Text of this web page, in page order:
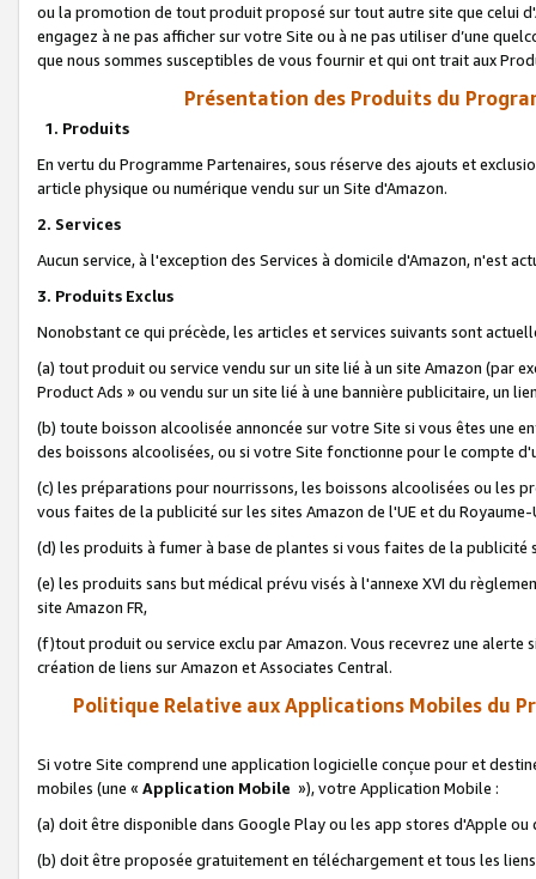
ou la promotion de tout produit proposé sur tout autre site que celui
engagez à ne pas afficher sur votre Site ou à ne pas utiliser d’une
que nous sommes susceptibles de vous fournir et qui ont trait aux
Présentation des Produits du
1. Produits
En vertu du Programme Partenaires, sous réserve des ajouts et
article physique ou numérique vendu sur un Site d'Amazon.
2. Services
Aucun service, à l'exception des Services à domicile d'Amazon, n'est
3. Produits Exclus
Nonobstant ce qui précède, les articles et services suivants sont
(a) tout produit ou service vendu sur un site lié à un site Amazon (par
Product Ads » ou vendu sur un site lié à une bannière publicitaire, un
(b) toute boisson alcoolisée annoncée sur votre Site si vous êtes une
des boissons alcoolisées, ou si votre Site fonctionne pour le compte
(c) les préparations pour nourrissons, les boissons alcoolisées ou les
vous faites de la publicité sur les sites Amazon de l'UE et du Royaume-
(d) les produits à fumer à base de plantes si vous faites de la publicité
(e) les produits sans but médical prévu visés à l'annexe XVI du
site Amazon FR,
(f)tout produit ou service exclu par Amazon. Vous recevrez une alerte
création de liens sur Amazon et Associates Central.
Politique Relative aux Applications Mobiles du
Si votre Site comprend une application logicielle conçue pour et
mobiles (une « Application Mobile »), votre Application Mobile :
(a) doit être disponible dans Google Play ou les app stores d'Apple ou
(b) doit être proposée gratuitement en téléchargement et tous les